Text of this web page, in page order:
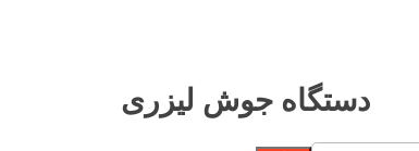
دستگاه جوش لیزری